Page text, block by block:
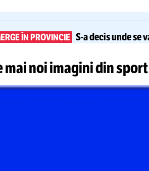
ÎN PROVINCIE S-adecisunde se
mai noi imagini din sport